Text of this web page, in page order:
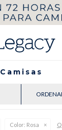
Camisas
Color: Rosa